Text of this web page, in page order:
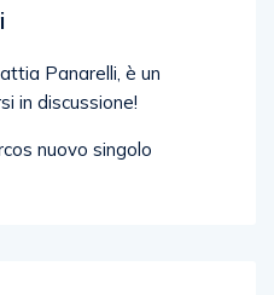
Panarelli, è un
in discussione!
nuovo singolo